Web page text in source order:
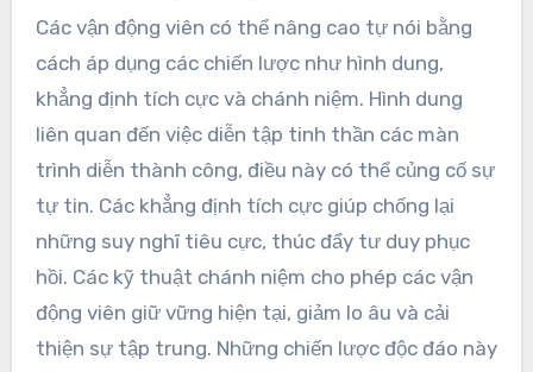
Các vận động viên có thể nâng cao tự nói bằng
cách áp dụng các chiến lược như hình dung,
khẳng định tích cực và chánh niệm. Hình dung
liên quan đến việc diễn tập tinh thần các màn
trình diễn thành công, điều này có thể củng cố sự
tự tin. Các khẳng định tích cực giúp chống lại
những suy nghĩ tiêu cực, thúc đẩy tư duy phục
hồi. Các kỹ thuật chánh niệm cho phép các vận
động viên giữ vững hiện tại, giảm lo âu và cải
thiện sự tập trung. Những chiến lược độc đáo này